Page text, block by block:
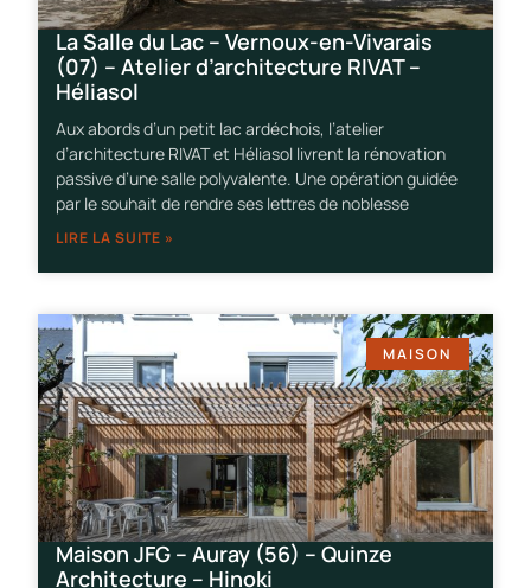
La Salle du Lac – Vernoux-en-Vivarais
(07) – Atelier d’architecture RIVAT –
Héliasol
Aux abords d’un petit lac ardéchois, l’atelier
d’architecture RIVAT et Héliasol livrent la rénovation
passive d’une salle polyvalente. Une opération guidée
par le souhait de rendre ses lettres de noblesse
LIRE LA SUITE »
MAISON
Maison JFG – Auray (56) – Quinze
Architecture – Hinoki